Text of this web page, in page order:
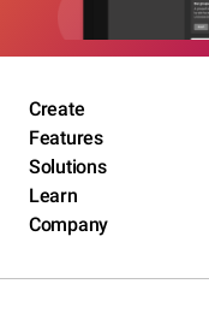
Create
Features
Solutions
Learn
Company